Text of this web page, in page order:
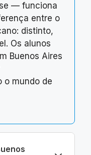
— funciona
entre o
distinto,
Os alunos
Buenos Aires
o mundo de